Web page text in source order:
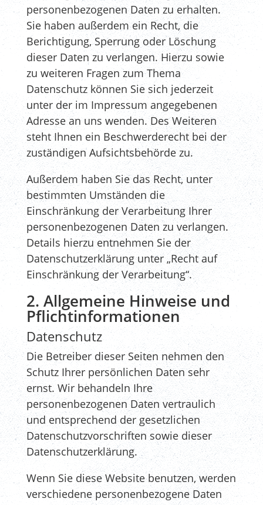
personenbezogenen Daten zu erhalten.
Sie haben außerdem ein Recht, die
Berichtigung, Sperrung oder Löschung
dieser Daten zu verlangen. Hierzu sowie
zu weiteren Fragen zum Thema
Datenschutz können Sie sich jederzeit
unter der im Impressum angegebenen
Adresse an uns wenden. Des Weiteren
steht Ihnen ein Beschwerderecht bei der
zuständigen Aufsichtsbehörde zu.
Außerdem haben Sie das Recht, unter
bestimmten Umständen die
Einschränkung der Verarbeitung Ihrer
personenbezogenen Daten zu verlangen.
Details hierzu entnehmen Sie der
Datenschutzerklärung unter „Recht auf
Einschränkung der Verarbeitung“.
2. Allgemeine Hinweise und
Pflichtinformationen
Datenschutz
Die Betreiber dieser Seiten nehmen den
Schutz Ihrer persönlichen Daten sehr
ernst. Wir behandeln Ihre
personenbezogenen Daten vertraulich
und entsprechend der gesetzlichen
Datenschutzvorschriften sowie dieser
Datenschutzerklärung.
Wenn Sie diese Website benutzen, werden
verschiedene personenbezogene Daten